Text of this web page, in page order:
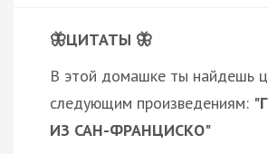
🦋ЦИТАТЫ 🦋
В этой домашке ты найдешь
следующим произведениям:
ИЗ САН-ФРАНЦИСКО"